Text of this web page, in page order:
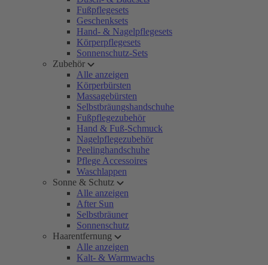
Fußpflegesets
Geschenksets
Hand- & Nagelpflegesets
Körperpflegesets
Sonnenschutz-Sets
Zubehör
Alle anzeigen
Körperbürsten
Massagebürsten
Selbstbräungshandschuhe
Fußpflegezubehör
Hand & Fuß-Schmuck
Nagelpflegezubehör
Peelinghandschuhe
Pflege Accessoires
Waschlappen
Sonne & Schutz
Alle anzeigen
After Sun
Selbstbräuner
Sonnenschutz
Haarentfernung
Alle anzeigen
Kalt- & Warmwachs